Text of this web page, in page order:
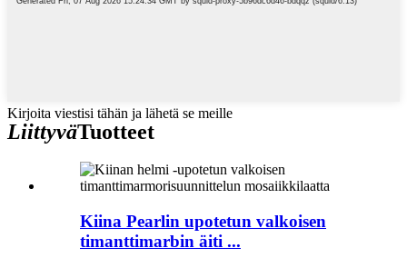
Kirjoita viestisi tähän ja lähetä se meille
LiittyväTuotteet
Kiina Pearlin upotetun valkoisen
timanttimarbin äiti ...